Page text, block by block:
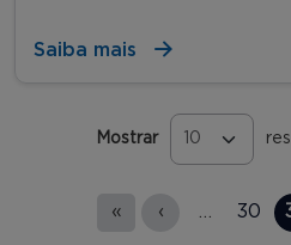
Saiba mais
Mostrar
« ‹ 30